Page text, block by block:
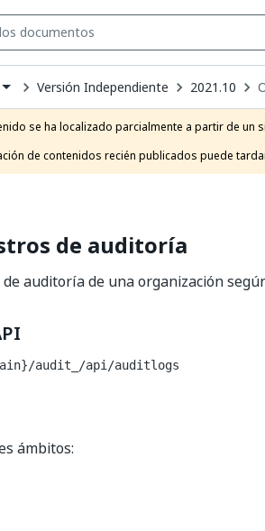
Versión Independiente 2021.10
se ha localizado parcialmente a partir de un
de contenidos recién publicados puede
de auditoría
auditoría de una organización
audit_ /api/auditlogs
ámbitos: